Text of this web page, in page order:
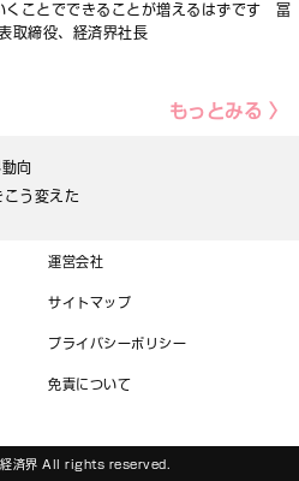
くことでできることが増えるはずです 冨
取締役、経済界社長
もっとみる 〉
向
う変えた
運営会社
サイトマップ
プライバシーポリシー
免責について
済界 All rights reserved.